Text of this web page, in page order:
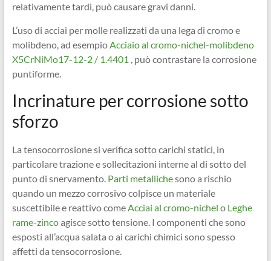
relativamente tardi, può causare gravi danni.
L’uso di acciai per molle realizzati da una lega di cromo e
molibdeno, ad esempioAcciaio al cromo-nichel-molibdeno
X5CrNiMo17-12-2 / 1.4401 , può contrastare la corrosione
puntiforme.
Incrinature per corrosione sotto
sforzo
La tensocorrosione si verifica sotto carichi statici, in
particolare trazione e sollecitazioni interne al di sotto del
punto di snervamento.Parti metallichesono a rischio
quando un mezzo corrosivo colpisce un materiale
suscettibile e reattivo comeAcciai al cromo-nichel oLeghe
rame-zincoagisce sotto tensione. I componenti che sono
esposti all’acqua salata o ai carichi chimici sono spesso
affetti da tensocorrosione.